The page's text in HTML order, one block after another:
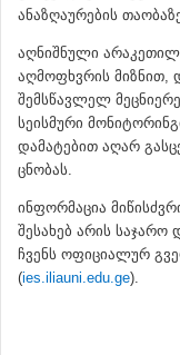
ანაზღაურების
აღნიშნული
აღმოფხვრის მიზნით,
შემსწავლელ
სეისმური
დამატებით აღარ
ცნობას.
ინფორმაცია
შესახებ არის საჯარო
ჩვენს ოფიციალურ
(ies.iliauni.edu.ge).